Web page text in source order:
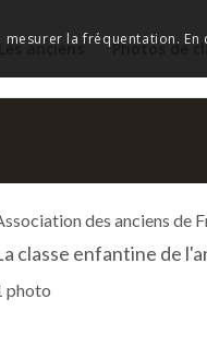
Les anciens Photos de
des anciens de
classe enfantine de
photo
la fréquentation.